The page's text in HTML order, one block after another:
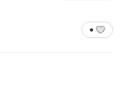
۰